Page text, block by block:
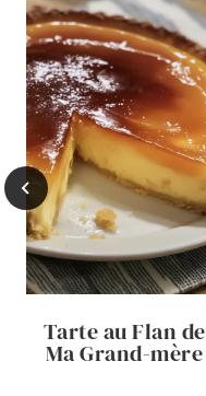
Tarte au Flan de
Ma Grand-mère